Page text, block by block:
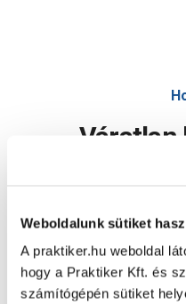
Weboldalunk sütiket
A praktiker.hu weboldal
hogy a Praktiker Kft. és
számítógépén sütiket